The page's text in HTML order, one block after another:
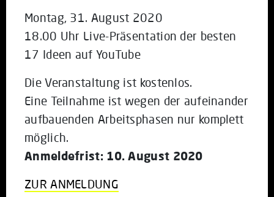
Montag, 31. August 2020
18.00 Uhr Live-Präsentation der besten
17 Ideen auf YouTube
Die Veranstaltung ist kostenlos.
Eine Teilnahme ist wegen der aufeinander
aufbauenden Arbeitsphasen nur komplett
möglich.
Anmeldefrist: 10. August 2020
ZUR ANMELDUNG